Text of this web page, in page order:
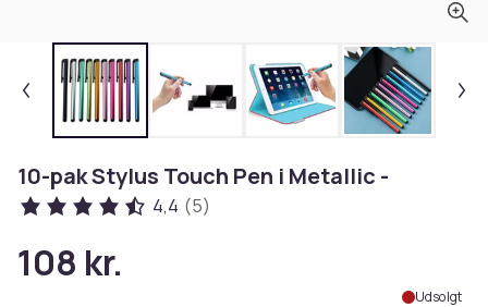
10-pak Stylus Touch Pen i Metallic -
4,4 (5)
108 kr.
Udsolgt